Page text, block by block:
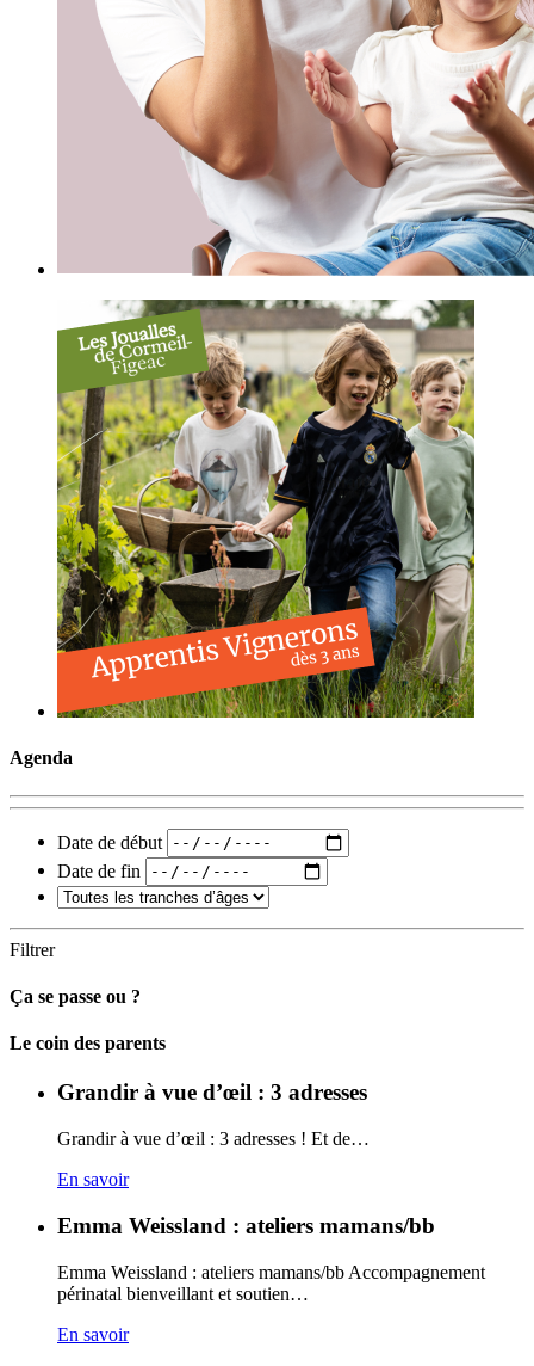
Agenda
Date de début
Date de fin
Filtrer
Ça se passe ou ?
Carto
Le coin des parents
Grandir à vue d’œil : 3 adresses
Grandir à vue d’œil : 3 adresses ! Et de…
En savoir
Emma Weissland : ateliers mamans/bb
Emma Weissland : ateliers mamans/bb Accompagnement
périnatal bienveillant et soutien…
En savoir